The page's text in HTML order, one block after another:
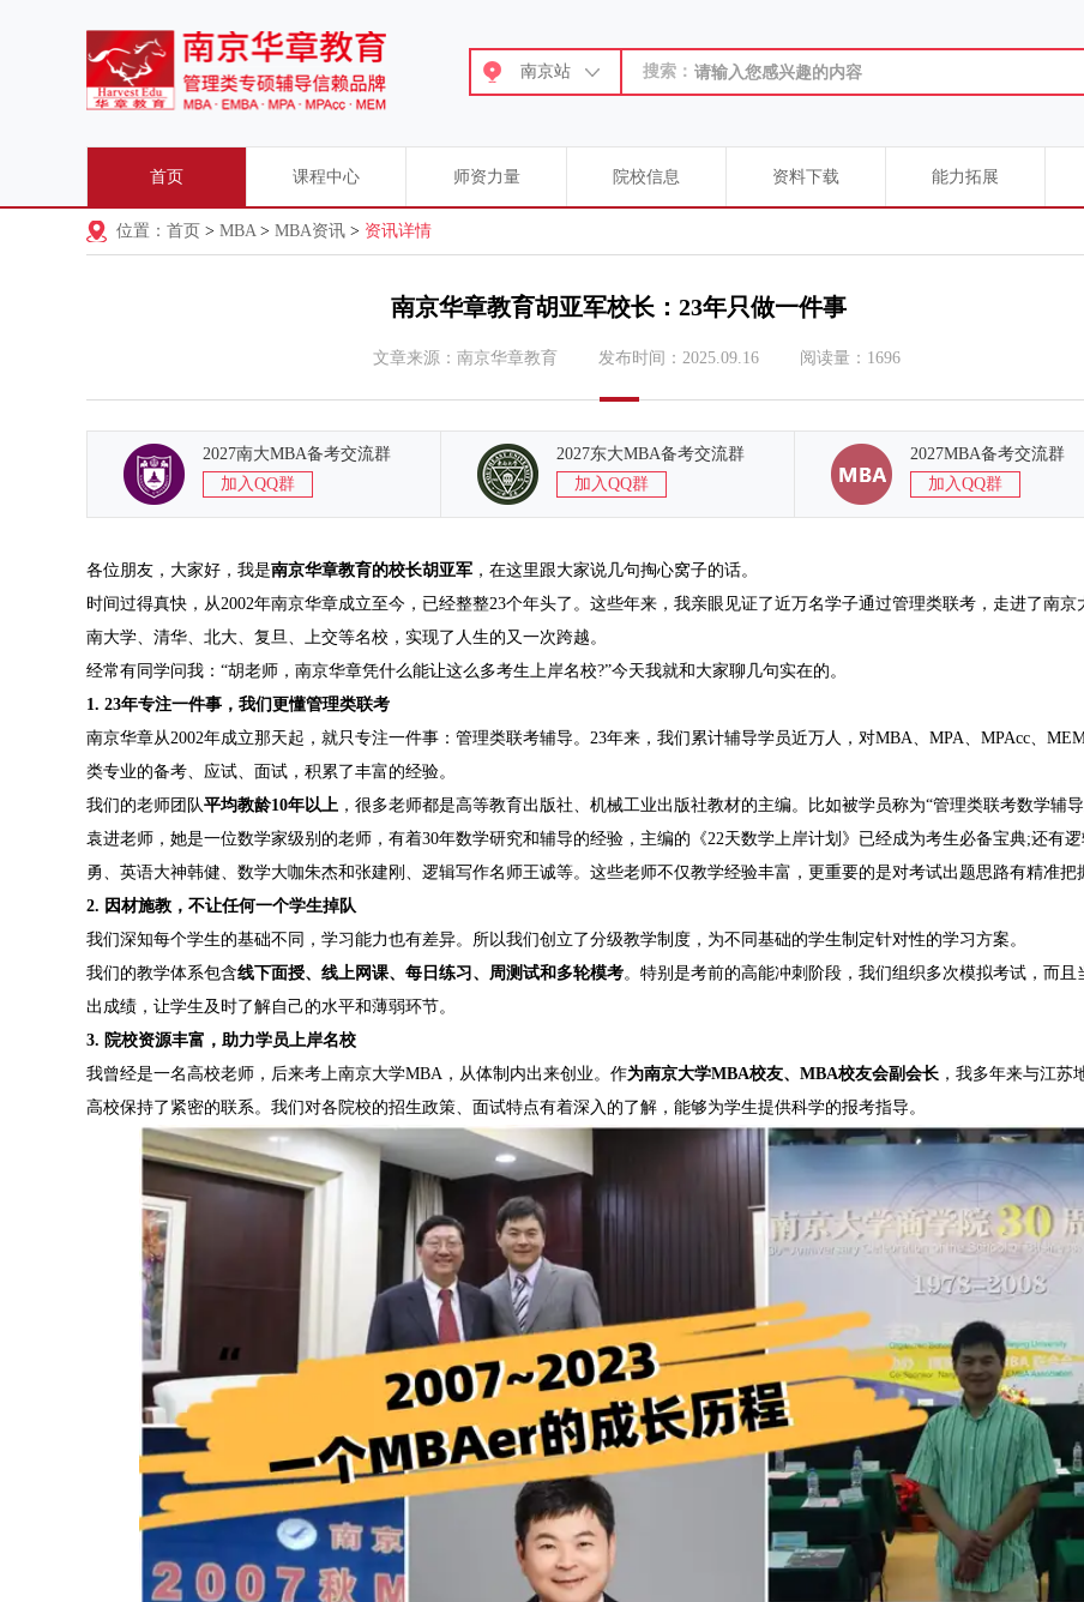
南京站 搜索：
首页 课程中心 师资力量 院校信息 资料下载 能力拓展
位置：首页 > MBA> MBA资讯 > 资讯详情
南京华章教育胡亚军校长：23年只做一件事
文章来源：南京华章教育 发布时间：2025.09.16 阅读量：1696
2027南大MBA备考交流群
加入QQ群
2027东大MBA备考交流群
加入QQ群
2027MBA备考交流群
加入QQ群
各位朋友，大家好，我是南京华章教育的校长胡亚军 ，在这里跟大家说几句掏心窝子的话。
时间过得真快，从2002年南京华章成立至今，已经整整23个年头了。这些年来，我亲眼见证了近万名学子通过管理类联考，走进了南京
南大学、清华、北大、复旦、上交等名校，实现了人生的又一次跨越。
经常有同学问我：“胡老师，南京华章凭什么能让这么多考生上岸名校?”今天我就和大家聊几句实在的。
1. 23年专注一件事，我们更懂管理类联考
南京华章从2002年成立那天起，就只专注一件事：管理类联考辅导。23年来，我们累计辅导学员近万人，对MBA、MPA、MPAcc、
类专业的备考、应试、面试，积累了丰富的经验。
我们的老师团队平均教龄10年以上 ，很多老师都是高等教育出版社、机械工业出版社教材的主编。比如被学员称为“管理类联考数学辅
袁进老师，她是一位数学家级别的老师，有着30年数学研究和辅导的经验，主编的《22天数学上岸计划》已经成为考生必备宝典;还有
勇、英语大神韩健、数学大咖朱杰和张建刚、逻辑写作名师王诚等。这些老师不仅教学经验丰富，更重要的是对考试出题思路有精准把
2. 因材施教，不让任何一个学生掉队
我们深知每个学生的基础不同，学习能力也有差异。所以我们创立了分级教学制度，为不同基础的学生制定针对性的学习方案。
我们的教学体系包含线下面授、线上网课、每日练习、周测试和多轮模考。特别是考前的高能冲刺阶段，我们组织多次模拟考试，而且
出成绩，让学生及时了解自己的水平和薄弱环节。
3. 院校资源丰富，助力学员上岸名校
我曾经是一名高校老师，后来考上南京大学MBA，从体制内出来创业。作为南京大学MBA校友、MBA校友会副会长 ，我多年来与江苏
高校保持了紧密的联系。我们对各院校的招生政策、面试特点有着深入的了解，能够为学生提供科学的报考指导。